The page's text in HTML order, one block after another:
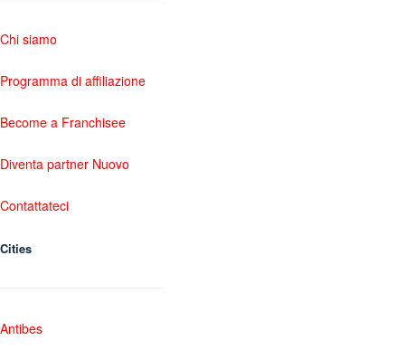
Chi siamo
Programma di affiliazione
Become a Franchisee
Diventa partner Nuovo
Contattateci
Cities
Antibes